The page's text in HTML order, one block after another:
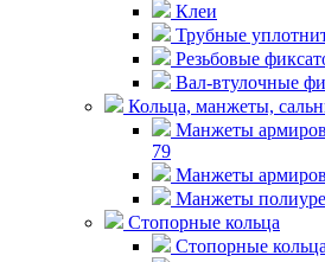
Клеи
Трубные
Резьбовые
Вал-втулочные
Кольца, манжеты,
Манжеты
79
Манжеты
Манжеты
Стопорные кольца
Стопорные